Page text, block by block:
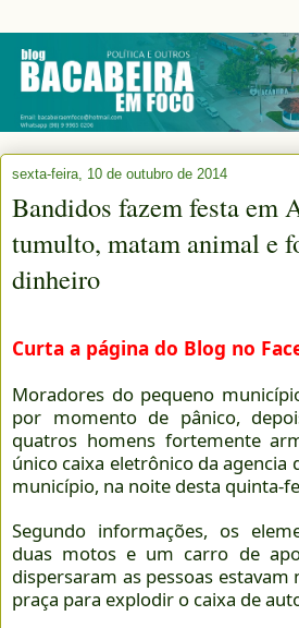
sexta-feira, 10 de outubro de 2014
Bandidos fazem festa em
tumulto, matam animal e
dinheiro
Curta a página do Blog no
Moradores do pequeno
por momento de pânico,
quatros homens fortemente
único caixa eletrônico da agencia
município, na noite desta quinta-
Segundo informações, os
duas motos e um carro de
dispersaram as pessoas
praça para explodir o caixa de